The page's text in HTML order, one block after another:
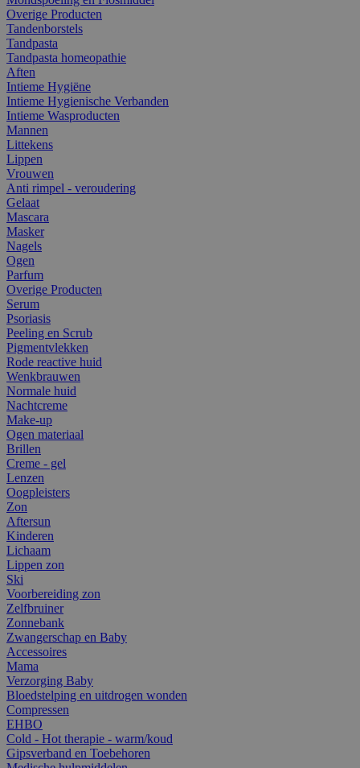
Overige Producten
Tandenborstels
Tandpasta
Tandpasta homeopathie
Aften
Intieme Hygiëne
Intieme Hygienische Verbanden
Intieme Wasproducten
Mannen
Littekens
Lippen
Vrouwen
Anti rimpel - veroudering
Gelaat
Mascara
Masker
Nagels
Ogen
Parfum
Overige Producten
Serum
Psoriasis
Peeling en Scrub
Pigmentvlekken
Rode reactive huid
Wenkbrauwen
Normale huid
Nachtcreme
Make-up
Ogen materiaal
Brillen
Creme - gel
Lenzen
Oogpleisters
Zon
Aftersun
Kinderen
Lichaam
Lippen zon
Ski
Voorbereiding zon
Zelfbruiner
Zonnebank
Zwangerschap en Baby
Accessoires
Mama
Verzorging Baby
Bloedstelping en uitdrogen wonden
Compressen
EHBO
Cold - Hot therapie - warm/koud
Gipsverband en Toebehoren